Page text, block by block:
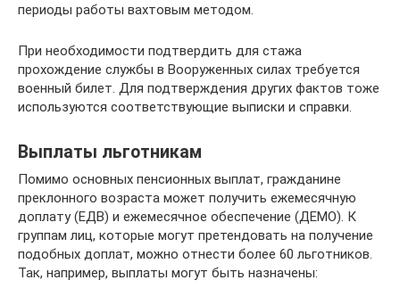
периоды работы вахтовым методом.
При необходимости подтвердить для стажа
прохождение службы в Вооруженных силах требуется
военный билет. Для подтверждения других фактов тоже
используются соответствующие выписки и справки.
Выплаты льготникам
Помимо основных пенсионных выплат, гражданине
преклонного возраста может получить ежемесячную
доплату (ЕДВ) и ежемесячное обеспечение (ДЕМО). К
группам лиц, которые могут претендовать на получение
подобных доплат, можно отнести более 60 льготников.
Так, например, выплаты могут быть назначены: